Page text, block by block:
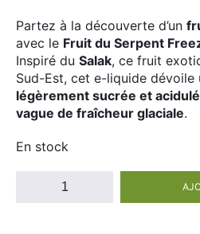
Partez à la découverte d’un
avec le Fruit du Serpent
Inspiré du Salak, ce fruit
Sud-Est, cet e-liquide dévoile
légèrement sucrée et
vague de fraîcheur glaciale.
En stock
quantité
JNR
Adalya
Al Fakher
Cristal Puff
CBD
Divers
Nouveautés